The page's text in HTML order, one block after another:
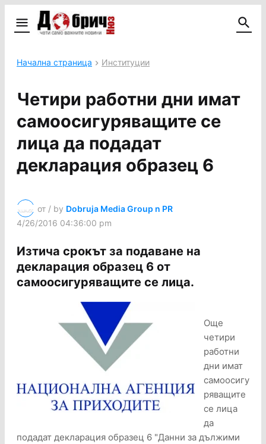
Начална страница Институции
Четири работни дни имат
самоосигуряващите се
лица да подадат
декларация образец 6
от / by Dobruja Media Group n PR
4/26/2016 04:36:00 pm
Изтича срокът за подаване на
декларация образец 6 от
самоосигуряващите се лица.
Още
четири
работни
дни имат
самоосигу
ряващите
се лица
да
подадат декларация образец 6 "Данни за дължими